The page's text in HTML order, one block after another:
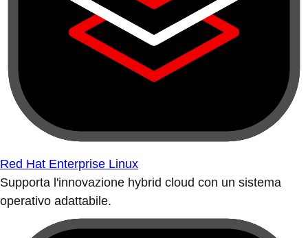
Red Hat Enterprise Linux
Supporta l'innovazione hybrid cloud con un sistema
operativo adattabile.